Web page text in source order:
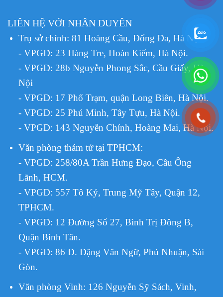
LIÊN HỆ VỚI NHÂN DUYÊN
Trụ sở chính: 81 Hoàng Cầu, Đống Đa, Hà Nội.
- VPGD: 23 Hàng Tre, Hoàn Kiếm, Hà Nội.
- VPGD: 28b Nguyễn Phong Sắc, Cầu Giấy, Hà
Nội
- VPGD: 17 Phố Trạm, quận Long Biên, Hà Nội.
- VPGD: 25 Phú Minh, Tây Tựu, Hà Nội.
- VPGD: 143 Nguyễn Chính, Hoàng Mai, Hà Nội.
Văn phòng thám tử tại TPHCM:
- VPGD: 258/80A Trần Hưng Đạo, Cầu Ông
Lãnh, HCM.
- VPGD: 557 Tô Ký, Trung Mỹ Tây, Quận 12,
TPHCM.
- VPGD: 12 Đường Số 27, Bình Trị Đông B,
Quận Bình Tân.
- VPGD: 86 Đ. Đặng Văn Ngữ, Phú Nhuận, Sài
Gòn.
Văn phòng Vinh: 126 Nguyễn Sỹ Sách, Vinh,